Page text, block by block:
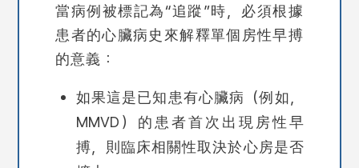
當病例被標記為“追蹤”時，必須根據
患者的心臟病史來解釋單個房性早搏
的意義：
如果這是已知患有心臟病（例如，
MMVD）的患者首次出現房性早
搏，則臨床相關性取決於心房是否